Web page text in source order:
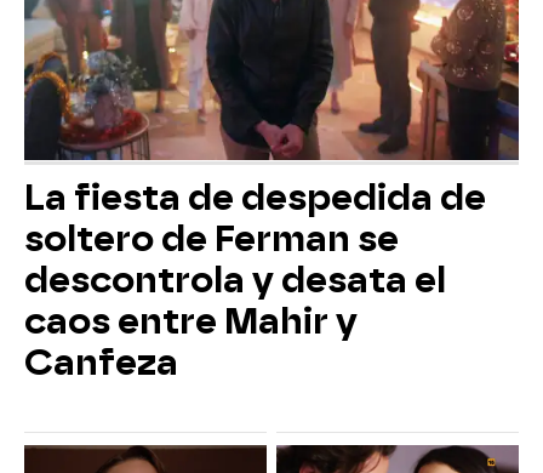
La fiesta de despedida de
soltero de Ferman se
descontrola y desata el
caos entre Mahir y
Canfeza